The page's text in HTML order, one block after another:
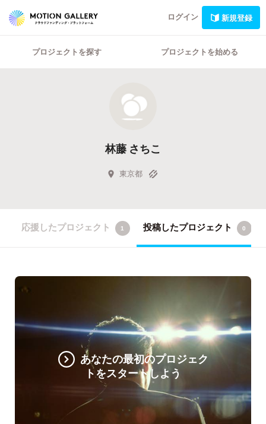
ログイン 新規登録
プロジェクトを探す プロジェクトを始める
林藤 さちこ
東京都
応援したプロジェクト 1 投稿したプロジェクト 0
あなたの最初のプロジェク
トをスタートしよう